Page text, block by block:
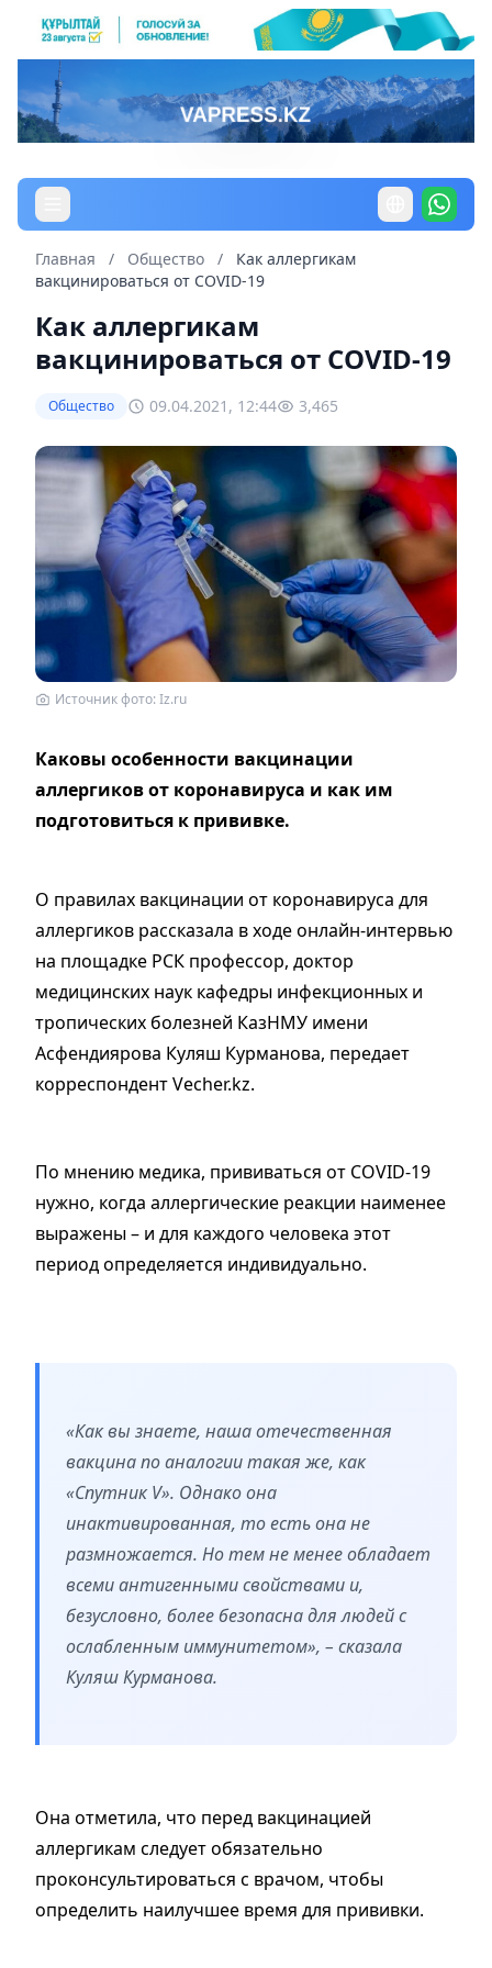
Главная / Общество /
Как аллергикам
вакцинироваться от COVID-19
Как аллергикам
вакцинироваться от COVID-19
Общество 09.04.2021, 12:44 3,465
Источник фото: Iz.ru
Каковы особенности вакцинации
аллергиков от коронавируса и как им
подготовиться к прививке.
О правилах вакцинации от коронавируса для
аллергиков рассказала в ходе онлайн-интервью
на площадке РСК профессор, доктор
медицинских наук кафедры инфекционных и
тропических болезней КазНМУ имени
Асфендиярова Куляш Курманова, передает
корреспондент Vecher.kz.
По мнению медика, прививаться от COVID-19
нужно, когда аллергические реакции наименее
выражены – и для каждого человека этот
период определяется индивидуально.
«Как вы знаете, наша отечественная
вакцина по аналогии такая же, как
«Спутник V». Однако она
инактивированная, то есть она не
размножается. Но тем не менее обладает
всеми антигенными свойствами и,
безусловно, более безопасна для людей с
ослабленным иммунитетом», – сказала
Куляш Курманова.
Она отметила, что перед вакцинацией
аллергикам следует обязательно
проконсультироваться с врачом, чтобы
определить наилучшее время для прививки.